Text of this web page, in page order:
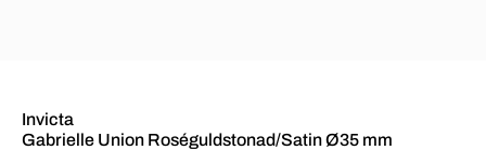
Invicta
Gabrielle Union Roséguldstonad/Satin Ø35 mm